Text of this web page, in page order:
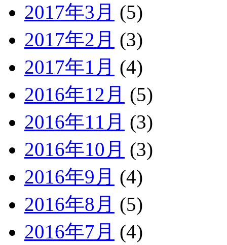
2017年3月 (5)
2017年2月 (3)
2017年1月 (4)
2016年12月 (5)
2016年11月 (3)
2016年10月 (3)
2016年9月 (4)
2016年8月 (5)
2016年7月 (4)